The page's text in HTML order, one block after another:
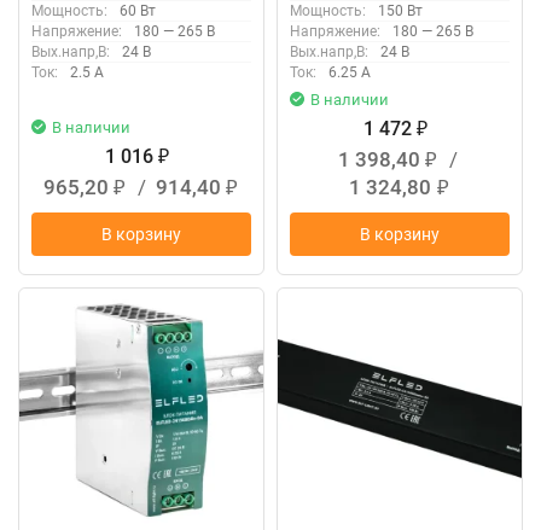
Мощность:
60 Вт
Напряжение:
180 — 265 В
Вых.напр,В:
24 В
Ток:
2.5 А
В наличии
1 016 ₽
965,20 ₽ / 914,40 ₽
В корзину
Мощность:
150 Вт
Напряжение:
180 — 265 В
Вых.напр,В:
24 В
Ток:
6.25 А
В наличии
1 472 ₽
1 398,40 ₽
/
1 324,80 ₽
В корзину